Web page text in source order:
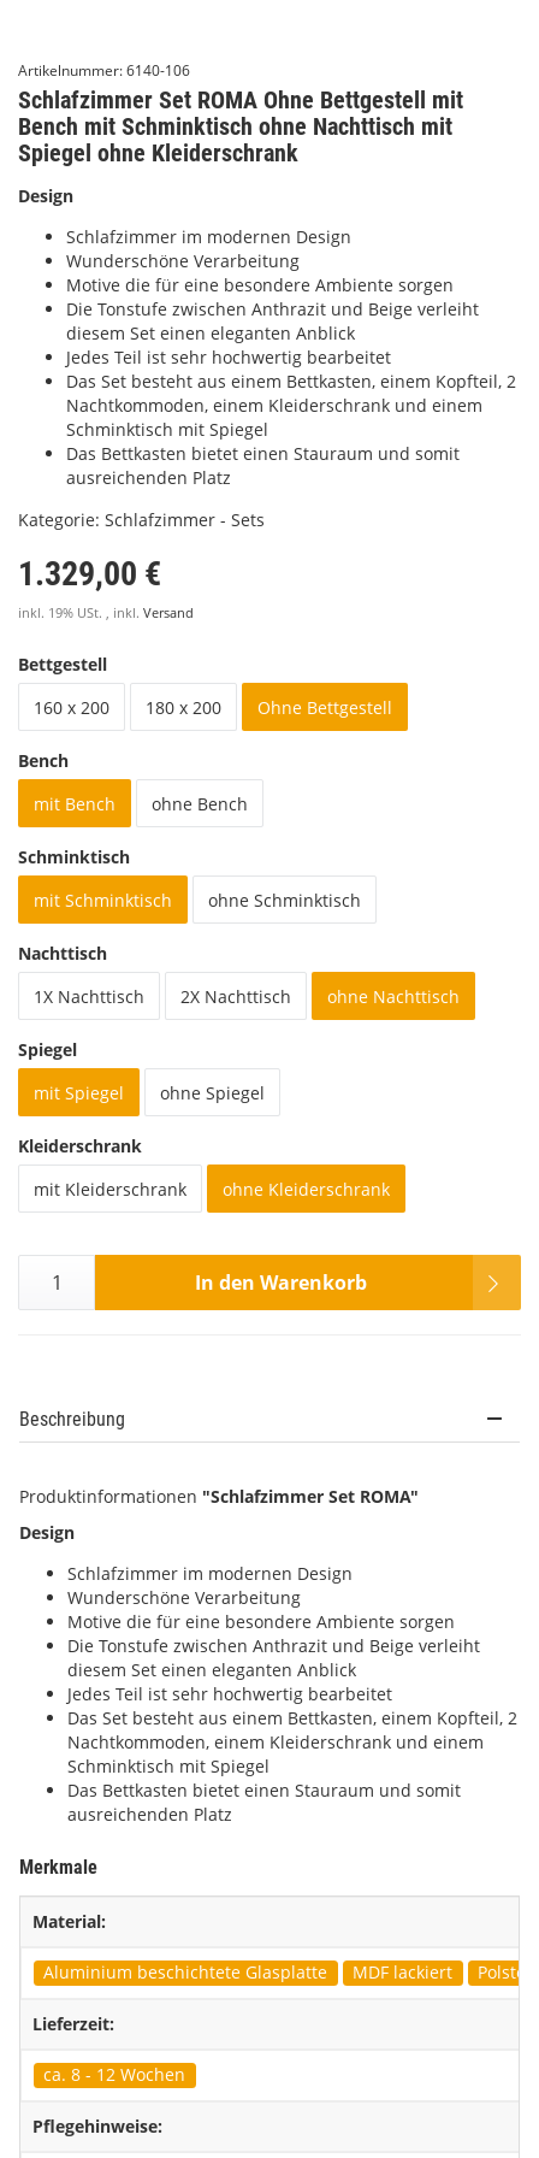
Artikelnummer:6140-106
Schlafzimmer Set ROMA Ohne Bettgestell mit
Bench mit Schminktisch ohne Nachttisch mit
Spiegel ohne Kleiderschrank
Design
Schlafzimmer im modernen Design
Wunderschöne Verarbeitung
Motive die für eine besondere Ambiente sorgen
Die Tonstufe zwischen Anthrazit und Beige verleiht
diesem Set einen eleganten Anblick
Jedes Teil ist sehr hochwertig bearbeitet
Das Set besteht aus einem Bettkasten, einem Kopfteil, 2
Nachtkommoden, einem Kleiderschrank und einem
Schminktisch mit Spiegel
Das Bettkasten bietet einen Stauraum und somit
ausreichenden Platz
Kategorie: Schlafzimmer - Sets
1.329,00 €
inkl. 19% USt. , inkl. Versand
Bettgestell
160 x 200
180 x 200 Ohne Bettgestell
Bench
mit Bench
ohne Bench
Schminktisch
mit Schminktisch
ohne Schminktisch
Nachttisch
1X Nachttisch
2X Nachttisch ohne Nachttisch
Spiegel
mit Spiegel
ohne Spiegel
Kleiderschrank
mit Kleiderschrank
ohne Kleiderschrank
In den Warenkorb
Beschreibung
Produktinformationen "Schlafzimmer Set ROMA"
Design
Schlafzimmer im modernen Design
Wunderschöne Verarbeitung
Motive die für eine besondere Ambiente sorgen
Die Tonstufe zwischen Anthrazit und Beige verleiht
diesem Set einen eleganten Anblick
Jedes Teil ist sehr hochwertig bearbeitet
Das Set besteht aus einem Bettkasten, einem Kopfteil, 2
Nachtkommoden, einem Kleiderschrank und einem
Schminktisch mit Spiegel
Das Bettkasten bietet einen Stauraum und somit
ausreichenden Platz
Merkmale
Material:
Aluminium beschichtete Glasplatte MDF lackiert Polster
Lieferzeit:
ca. 8 - 12 Wochen
Pflegehinweise: